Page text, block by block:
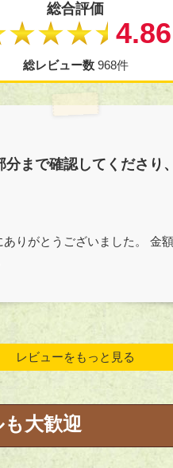
総合評価
4.86
総レビュー数 968件
分まで確認してくださり
りがとうございました。 金
レビューをもっと見る
大歓迎